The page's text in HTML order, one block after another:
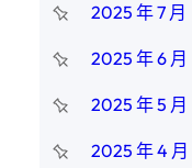
2025 年 7 月
2025 年 6 月
2025 年 5 月
2025 年 4 月